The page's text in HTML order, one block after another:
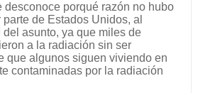
desconoce porqué razón no hubo
de Estados Unidos, al
asunto, ya que miles de
a la radiación sin ser
que algunos siguen viviendo en
contaminadas por la radiación